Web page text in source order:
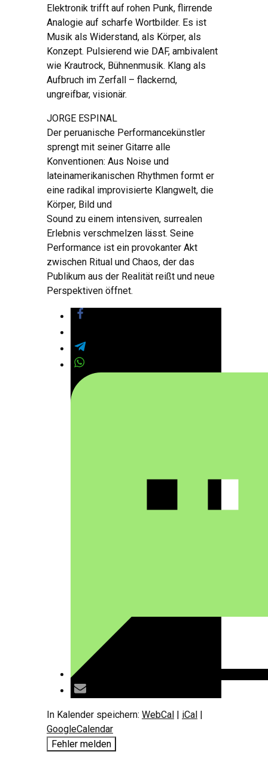
Elektronik trifft auf rohen Punk, flirrende
Analogie auf scharfe Wortbilder. Es ist
Musik als Widerstand, als Körper, als
Konzept. Pulsierend wie DAF, ambivalent
wie Krautrock, Bühnenmusik. Klang als
Aufbruch im Zerfall – flackernd,
ungreifbar, visionär.
JORGE ESPINAL
Der peruanische Performancekünstler
sprengt mit seiner Gitarre alle
Konventionen: Aus Noise und
lateinamerikanischen Rhythmen formt er
eine radikal improvisierte Klangwelt, die
Körper, Bild und
Sound zu einem intensiven, surrealen
Erlebnis verschmelzen lässt. Seine
Performance ist ein provokanter Akt
zwischen Ritual und Chaos, der das
Publikum aus der Realität reißt und neue
Perspektiven öffnet.
In Kalender speichern: WebCal | iCal |
GoogleCalendar
Fehler melden